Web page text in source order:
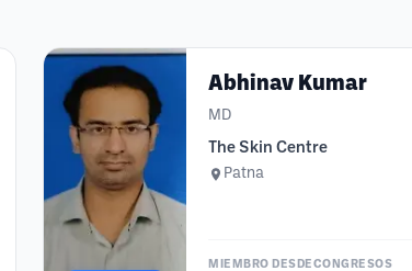
Abhinav Kumar
MD
The Skin Centre
Patna
MIEMBRO DESDE CONGRESOS